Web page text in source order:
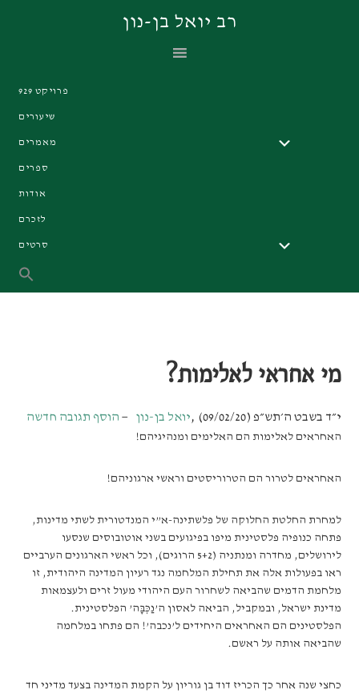
רב יואל בן-נון
פרויקט 929
שיעורים
מאמרים
ספרים
אודות
לזכרם
סרטים
מי אחראי לאלימות?
י״ד בשבט ה׳תש״פ (09/02/20) , יואל בן-נון הוסף תגובה חדשה
האחראים לאלימות הם האלימים ומנהיגיהם!
האחראים לטרור הם הטרוריסטים וראשי ארגוניהם!
למחרת החלטת החלוקה של פלשתינה-א”י המנדטורית לשתי מדינות,
פתחה כנופיה פלסטינית מיפו בפיגועים בשני אוטובוסים שנסעו
לירושלים, מחדרה ומנתניה (5+2 הרוגים), וכל ראשי הארגונים הערביים
ראו בפעולות אלה את תחילת המלחמה נגד רעיון המדינה היהודית, זו
מלחמת הדמים שהביאה לשחרור העם היהודי מעול זרים ולעצמאות
מדינת ישראל, ובמקביל, הביאה לאסון ה’נַכְּבָּה’ הפלסטינית.
הפלסטינים הם האחראים היחידים ל’נכבה’! הם פתחו במלחמה
שהביאה אותה על ראשם.
כחצי שנה אחר כך הכריז דוד בן גוריון על הקמת המדינה בצעד מדיני חד